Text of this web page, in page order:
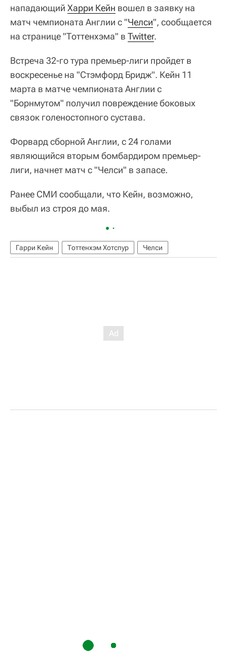
нападающий Харри Кейн вошел в заявку на
матч чемпионата Англии с "Челси", сообщается
на странице "Тоттенхэма" в Twitter.
Встреча 32-го тура премьер-лиги пройдет в
воскресенье на "Стэмфорд Бридж". Кейн 11
марта в матче чемпионата Англии с
"Борнмутом" получил повреждение боковых
связок голеностопного сустава.
Форвард сборной Англии, с 24 голами
являющийся вторым бомбардиром премьер-
лиги, начнет матч с "Челси" в запасе.
Ранее СМИ сообщали, что Кейн, возможно,
выбыл из строя до мая.
Гарри Кейн Тоттенхэм Хотспур Челси